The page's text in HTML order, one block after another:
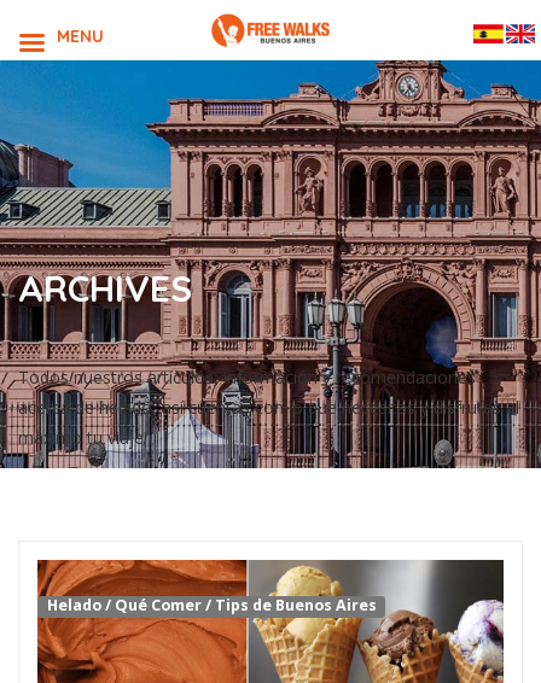
ARCHIVES
Todos nuestros artículos, información y recomendaciones
acerca de helado, así cuentas con lo que necesitas y disfrutas al
máximo tu viaje!
Helado/ Qué Comer/ Tips de Buenos Aires
MENU